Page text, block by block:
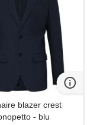
blazer crest
- blu